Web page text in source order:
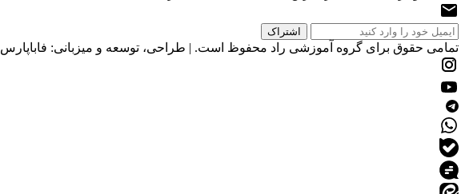
تمامی حقوق برای گروه آموزشی راد محفوظ است. | طراحی، توسعه و میزبانی: فاباپارس